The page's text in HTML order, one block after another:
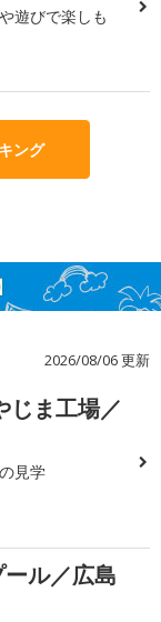
遊びで楽しも
ング
2026/08/06 更新
じま工場／
見学
ル／広島